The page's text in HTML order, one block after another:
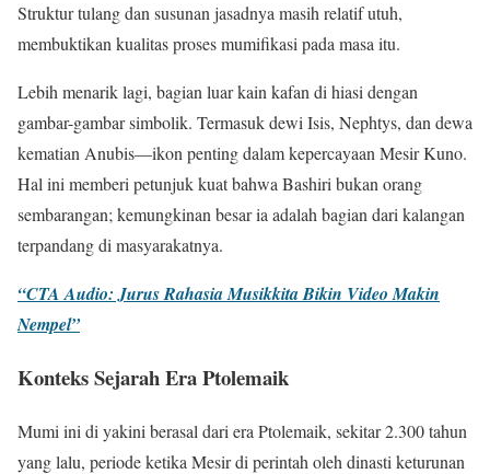
Struktur tulang dan susunan jasadnya masih relatif utuh,
membuktikan kualitas proses mumifikasi pada masa itu.
Lebih menarik lagi, bagian luar kain kafan di hiasi dengan
gambar-gambar simbolik. Termasuk dewi Isis, Nephtys, dan dewa
kematian Anubis—ikon penting dalam kepercayaan Mesir Kuno.
Hal ini memberi petunjuk kuat bahwa Bashiri bukan orang
sembarangan; kemungkinan besar ia adalah bagian dari kalangan
terpandang di masyarakatnya.
“CTA Audio: Jurus Rahasia Musikkita Bikin Video Makin
Nempel”
Konteks Sejarah Era Ptolemaik
Mumi ini di yakini berasal dari era Ptolemaik, sekitar 2.300 tahun
yang lalu, periode ketika Mesir di perintah oleh dinasti keturunan